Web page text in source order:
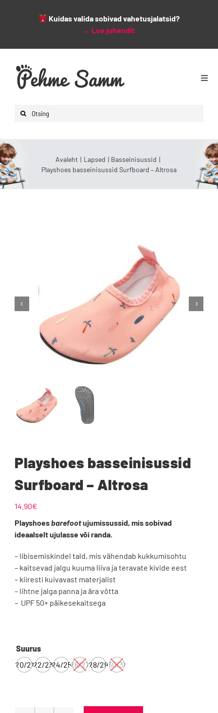
Kuidas valida sobivad vahetusjalatsid?
→ Loe juhendit
content
Search
Lapsed
Mehed
Lisad
Avaleht Lapsed
Basseinisussid
Playshoes basseinisussid Surfboard – Altrosa
Playshoes basseinisussid
Surfboard – Altrosa
14.90€
Playshoesbarefootujumissussid, mis sobivad
ideaalselt ujulasse või randa.
– libisemiskindel tald, mis vähendab kukkumisohtu
– kaitsevad jalgu kuuma liiva ja teravate kivide eest
– kiiresti kuivavast materjalist
– lihtne jalga panna ja ära võtta
– UPF 50+ päikesekaitsega
Suurus
20/2122/2324/2526/2728/2930/31